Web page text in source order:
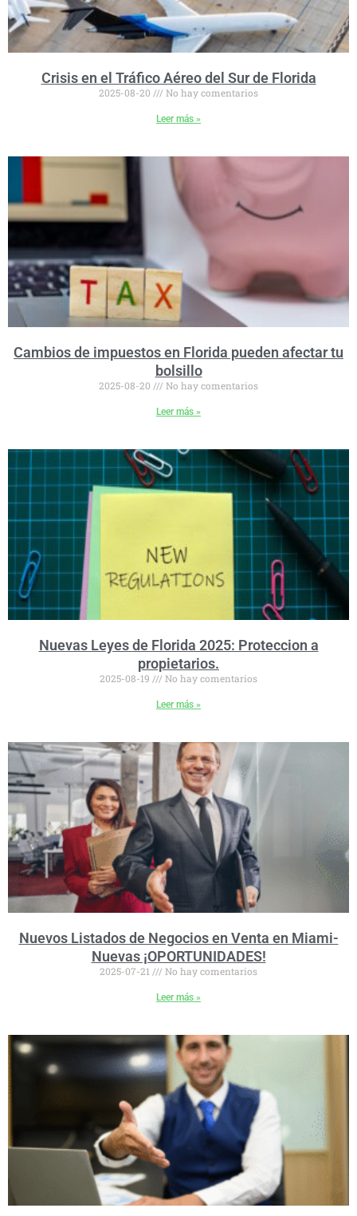
Crisis en el Tráfico Aéreo del Sur de Florida
2025-08-20 No hay comentarios
Leer más »
Cambios de impuestos en Florida pueden afectar tu
bolsillo
2025-08-20 No hay comentarios
Leer más »
Nuevas Leyes de Florida 2025: Proteccion a
propietarios.
2025-08-19 No hay comentarios
Leer más »
Nuevos Listados de Negocios en Venta en Miami-
Nuevas ¡OPORTUNIDADES!
2025-07-21 No hay comentarios
Leer más »